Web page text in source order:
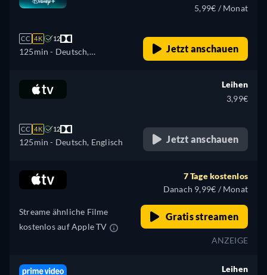
CC 4K 12
125min - Deutsch,
Spanisch, Spanisch
(Lateinamerika), Französisch,
Ungarisch, Italienisch,
Japanisch, Polnisch,
Türkisch
5,99€ / Monat
Jetzt anschauen
CC 4K 12
125min - Deutsch, Englisch
Leihen
3,99€
Jetzt anschauen
Streame ähnliche Filme
kostenlos auf Apple TV
7 Tage kostenlos
Danach 9,99€ / Monat
Gratis streamen
ANZEIGE
Leihen